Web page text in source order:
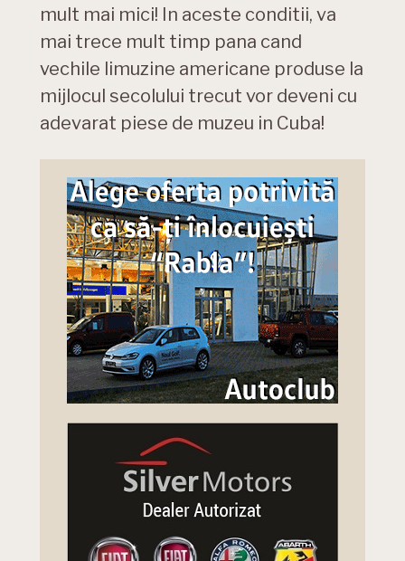
mult mai mici! In aceste conditii, va
mai trece mult timp pana cand
vechile limuzine americane produse la
mijlocul secolului trecut vor deveni cu
adevarat piese de muzeu in Cuba!